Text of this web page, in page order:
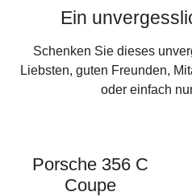
Ein
Schenken Sie dieses
Liebsten, guten Freunden,
oder einfach
Porsche 356 C
Coupe